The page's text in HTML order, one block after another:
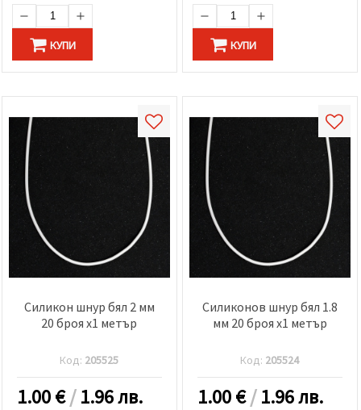
КУПИ КУПИ
Силикон шнур бял 2 мм
20 броя x1 метър
Код: 205525
1.00€/1.96 лв.
Силиконов шнур бял 1.8
мм 20 броя x1 метър
Код: 205524
1.00€/1.96 лв.